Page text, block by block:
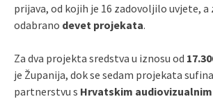
prijava, od kojih je 16 zadovoljilo uvjete, a
odabrano devet projekata.
Za dva projekta sredstva u iznosu od
je Županija, dok se sedam projekata
partnerstvu s Hrvatskim